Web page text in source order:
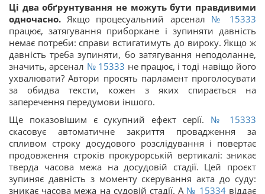
Ці два обґрунтування не можуть бути правдивими
одночасно. Якщо процесуальний арсенал № 15333
працює, затягування приборкане і зупиняти давність
немає потреби: справи встигатимуть до вироку. Якщо ж
давність треба зупиняти, бо затягування неподоланне,
значить, арсенал № 15333 не працює, і тоді навіщо його
ухвалювати? Автори просять парламент проголосувати
за обидва тексти, кожен з яких спирається на
заперечення передумови іншого.
Ще показовішим є сукупний ефект серії. № 15333
скасовує автоматичне закриття провадження за
спливом строку досудового розслідування і повертає
продовження строків прокурорській вертикалі: зникає
тверда часова межа на досудовій стадії. Цей проєкт
зупиняє давність з моменту скерування акта до суду:
зникає часова межа на судовій стадії. А № 15334віддає